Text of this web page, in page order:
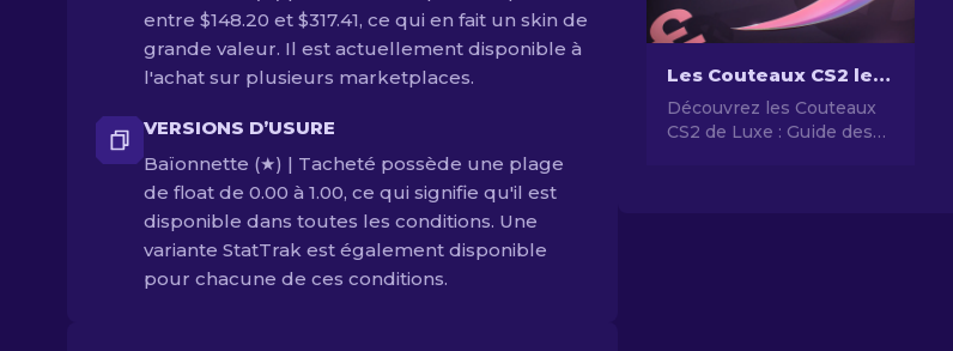
entre $148.20 et $317.41, ce qui en fait un skin de
grande valeur. Il est actuellement disponible à
l'achat sur plusieurs marketplaces.
VERSIONS D’USURE
Baïonnette (★) | Tacheté possède une plage
de float de 0.00 à 1.00, ce qui signifie qu'il est
disponible dans toutes les conditions. Une
variante StatTrak est également disponible
pour chacune de ces conditions.
Les Couteaux CS2 les Plus Chers [2026]
Découvrez les Couteaux
CS2 de Luxe : Guide des